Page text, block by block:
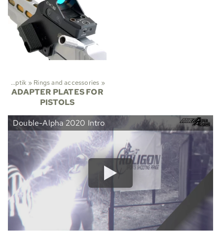
Optik ‪» Rings and accessories ‪»
ADAPTER PLATES FOR
PISTOLS
Double-Alpha 2020 Intro